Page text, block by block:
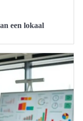
een lokaal